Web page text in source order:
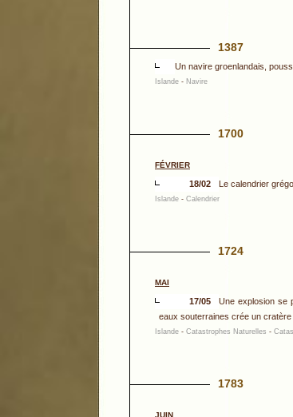
1387
Un navire groenlandais,
Islande - Navire
1700
FÉVRIER
18/02 Le calendrier
Islande - Calendrier
1724
MAI
17/05
Une explosion se
eaux souterraines crée un cratère
Islande - Catastrophes Naturelles -
1783
JUIN